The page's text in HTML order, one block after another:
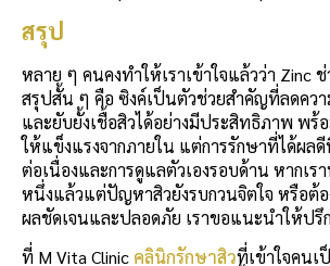
สรุป
หลาย ๆ คนคงทำให้เราเข้าใจแล้วว่า Zinc ช่
สรุปสั้น ๆ คือ ซิงค์เป็นตัวช่วยสำคัญที่ลดควา
และยับยั้งเชื้อสิวได้อย่างมีประสิทธิภาพ พร้อ
ให้แข็งแรงจากภายใน แต่การรักษาที่ได้ผล
ต่อเนื่องและการดูแลตัวเองรอบด้าน หากเร
หนึ่งแล้วแต่ปัญหาสิวยังรบกวนจิตใจ หรือต้อ
ผลชัดเจนและปลอดภัย เราขอแนะนำให้ป
ที่ M Vita Clinic คลินิกรักษาสิวที่เข้าใจคนเ